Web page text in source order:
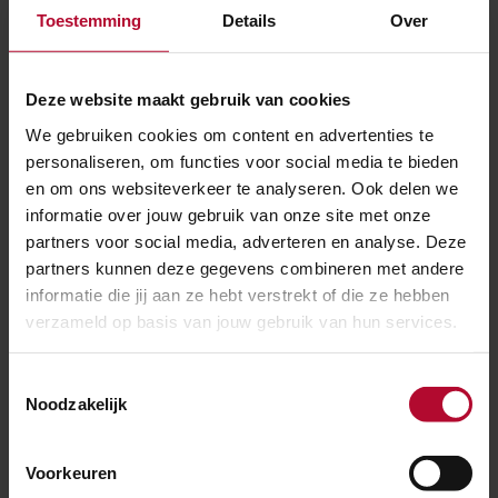
Toestemming Details Over
Deze website maakt gebruik van cookies
We gebruiken cookies om content en advertenties te
personaliseren, om functies voor social media te bieden
en om ons websiteverkeer te analyseren. Ook delen we
informatie over jouw gebruik van onze site met onze
partners voor social media, adverteren en analyse. Deze
partners kunnen deze gegevens combineren met andere
informatie die jij aan ze hebt verstrekt of die ze hebben
verzameld op basis van jouw gebruik van hun services.
Noodzakelijk
Voorkeuren
ontwikkelen van de benodigde aanpassingen van de
systemen, gaan we ze testen op het Railcenter in
zijn doorgevoerd. Pas als we de lijnen inclusief alle
aanpassingen voor 100% hebben doorgetest en er
geen beletsels meer zijn om het systeem voor de
dienstregeling in te zetten, gaan we toestemming
voor gebruik aanvragen."
Machinisten zijn heel
nieuwsgierig en willen graag